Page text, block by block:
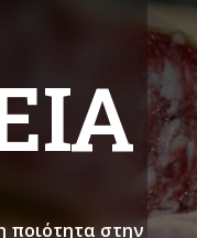
ποιότητα στην